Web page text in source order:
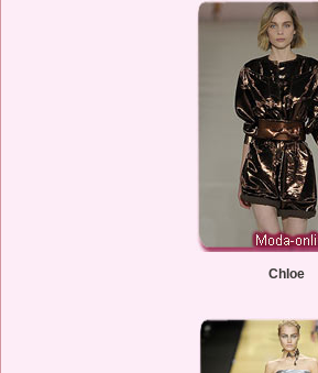
Chloe